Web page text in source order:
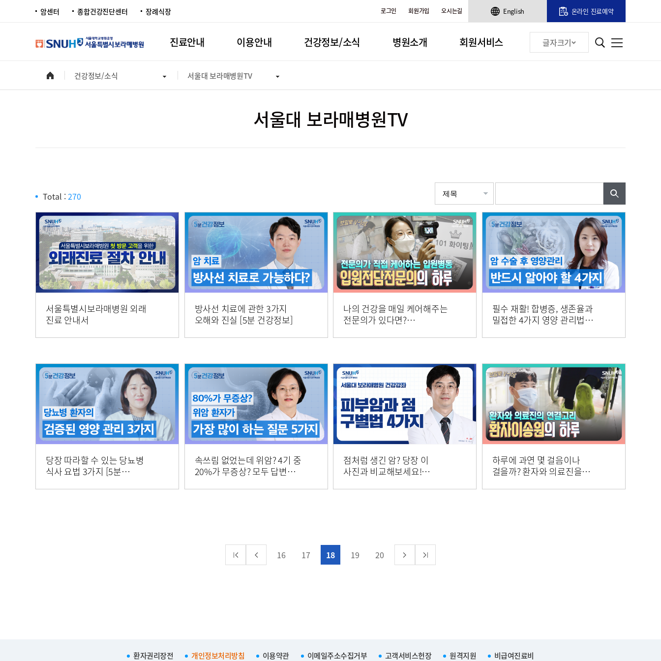
암센터 종합건강진단센터 장례식장 로그인 회원가입 오시는길 English 온라인 진료예약
진료안내 이용안내 건강정보/소식 병원소개 회원서비스 글자크기
건강정보/소식 서울대 보라매병원TV
서울대 보라매병원TV
Total :270
서울특별시보라매병원 외래
진료 안내서
방사선 치료에 관한 3가지
오해와 진실 [5분 건강정보]
나의 건강을 매일 케어해주는
전문의가 있다면?
교수님ㅣ 보일락 Vlog Ep.20
필수 재활! 합병증, 생존율과
밀접한 4가지 영양 관리법
당장 따라할 수 있는 당뇨병
식사 요법 3가지 [5분
속쓰림 없었는데 위암? 4기 중
20%가 무증상? 모두 답변해
건강정보]
점처럼 생긴 암? 당장 이
사진과 비교해보세요!
박지웅 교수 [건강강좌]
하루에 과연 몇 걸음이나
걸을까? 환자와 의료진을
환자이송팀 이길용 직원ㅣ
16 17 18 19 20
환자권리장전 개인정보처리방침 이용약관 이메일주소수집거부 고객서비스헌장 원격지원 비급여진료비